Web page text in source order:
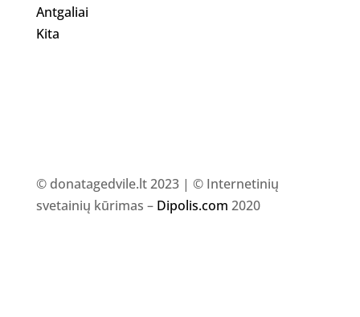
Antgaliai
Kita
© donatagedvile.lt 2023 | © Internetinių
svetainių kūrimas – Dipolis.com 2020